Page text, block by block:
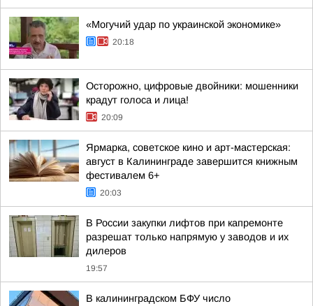
«Могучий удар по украинской экономике»
20:18
Осторожно, цифровые двойники: мошенники
крадут голоса и лица!
20:09
Ярмарка, советское кино и арт-мастерская:
август в Калининграде завершится книжным
фестивалем 6+
20:03
В России закупки лифтов при капремонте
разрешат только напрямую у заводов и их
дилеров
19:57
В калининградском БФУ число